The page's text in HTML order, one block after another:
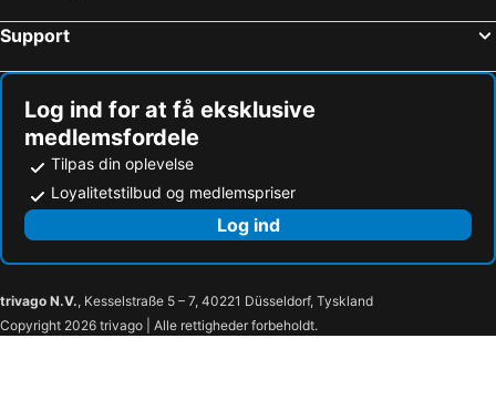
Support
Log ind for at få eksklusive
medlemsfordele
Tilpas din oplevelse
Loyalitetstilbud og medlemspriser
Log ind
trivago N.V., Kesselstraße 5 – 7, 40221 Düsseldorf, Tyskland
Copyright 2026 trivago | Alle rettigheder forbeholdt.